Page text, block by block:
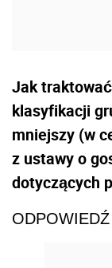
Jak
klasyfikacji
mniejszy (w
z ustawy o
dotyczących
ODPOWIEDŹ